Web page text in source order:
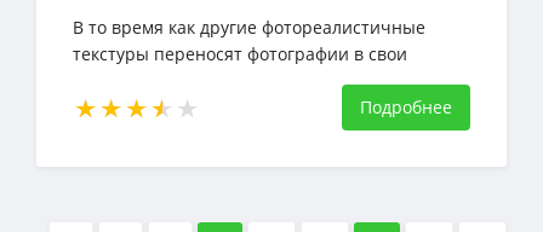
В то время как другие фотореалистичные
текстуры переносят фотографии в свои
текстуры, SC Photorealism - это работа
ювелира
Подробнее